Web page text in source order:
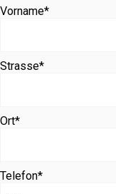
Vorname*
Strasse*
Ort*
Telefon*